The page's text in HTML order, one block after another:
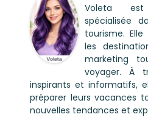
Voleta
spécialisée
tourisme.
les
marketing
voyager. À
inspirants et informatifs,
préparer leurs vacances
nouvelles tendances et